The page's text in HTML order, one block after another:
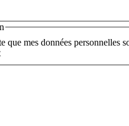
que mes données personnelles